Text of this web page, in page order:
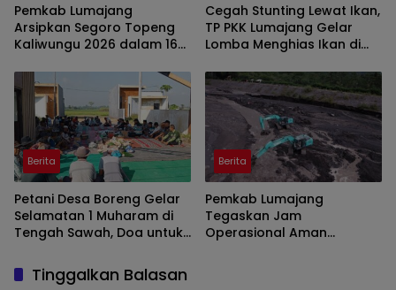
Pemkab Lumajang
Arsipkan Segoro Topeng
Kaliwungu 2026 dalam 160
Cegah Stunting Lewat Ikan,
TP PKK Lumajang Gelar
Lomba Menghias Ikan di
Berita
Petani Desa Boreng Gelar
Selamatan 1 Muharam di
Tengah Sawah, Doa untuk
Berita
Pemkab Lumajang
Tegaskan Jam
Operasional Aman
Tinggalkan Balasan